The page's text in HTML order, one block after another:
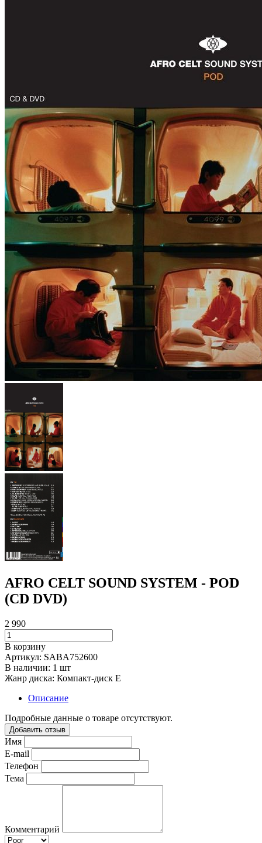
AFRO CELT SOUND SYSTEM - POD
(CD DVD)
2 990
В корзину
Артикул: SABA752600
В наличии: 1 шт
Жанр диска: Компакт-диск E
Описание
Подробные данные о товаре отсутствуют.
Добавить отзыв
Имя
E-mail
Телефон
Тема
Комментарий